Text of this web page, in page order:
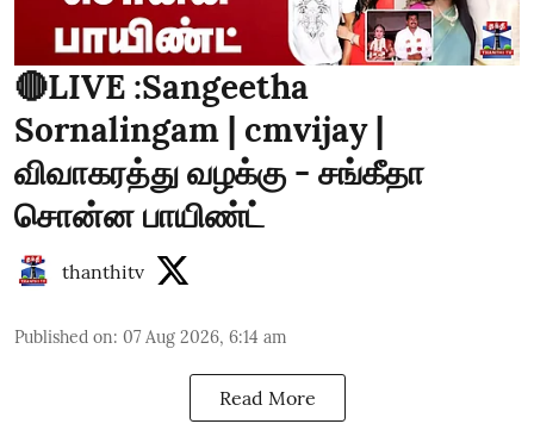
🔴LIVE :Sangeetha
Sornalingam | cmvijay |
விவாகரத்து வழக்கு - சங்கீதா
சொன்ன பாயிண்ட்
thanthitv
Published on: 07 Aug 2026, 6:14 am
Read More